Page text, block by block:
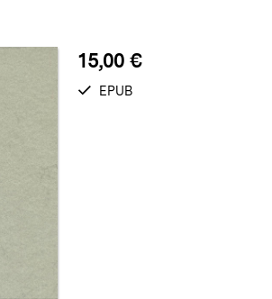
15,00 €
verfügbar
EPUB